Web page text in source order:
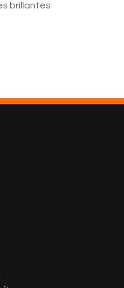
brillantes